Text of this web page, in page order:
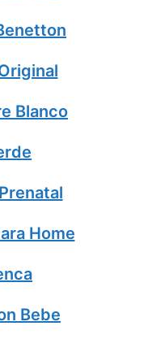
Blanco
Home
Bebe